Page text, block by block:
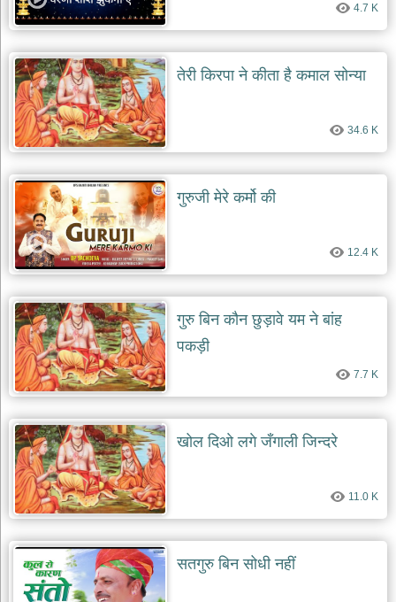
आज
भजन
bhajan
of
the
day
भजन
जोड़ें
add
bhajans
4.7 K
तेरी किरपा ने कीता है कमाल सोन्या
34.6 K
गुरुजी मेरे कर्मो की
12.4 K
गुरु बिन कौन छुड़ावे यम ने बांह
पकड़ी
7.7 K
खोल दिओ लगे जँगाली जिन्दरे
11.0 K
सतगुरु बिन सोधी नहीं